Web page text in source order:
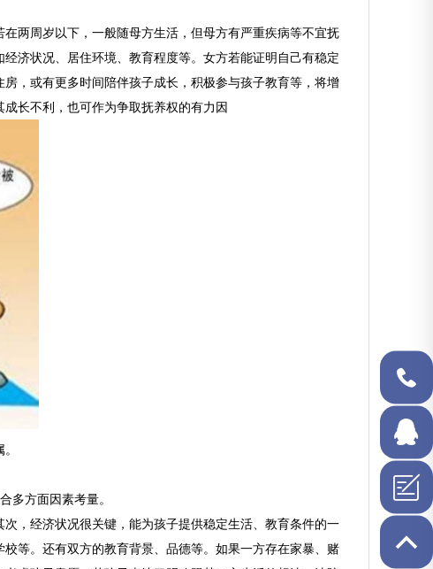
两周岁以下，一般随母方生活，但母方有严重疾病等不宜抚
济状况、居住环境、教育程度等。女方若能证明自己有稳定
，或有更多时间陪伴孩子成长，积极参与孩子教育等，将增
长不利，也可作为争取抚养权的有力因
多方面因素考量。
，经济状况很关键，能为孩子提供稳定生活、教育条件的一
等。还有双方的教育背景、品德等。如果一方存在家暴、赌
137-
3225-
5554
在线QQ